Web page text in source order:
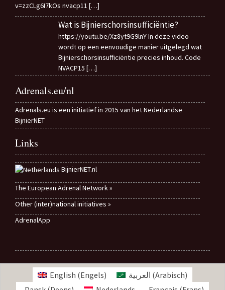
v=zzCLg6I7kOs nvacp11 […]
Wat is Bijnierschorsinsufficiëntie?
https://youtu.be/Xz8yt9G9lnY In deze video
wordt op een eenvoudige manier uitgelegd wat
Bijnierschorsinsufficiëntie precies inhoud. Code
NVACP15 […]
Adrenals.eu/nl
Adrenals.eu is een initiatief in 2015 van het Nederlandse
BijnierNET
Links
BijnierNET.nl
The European Adrenal Network »
Other (inter)national initiatives »
AdrenalApp
English (Engels) العربية (Arabisch)